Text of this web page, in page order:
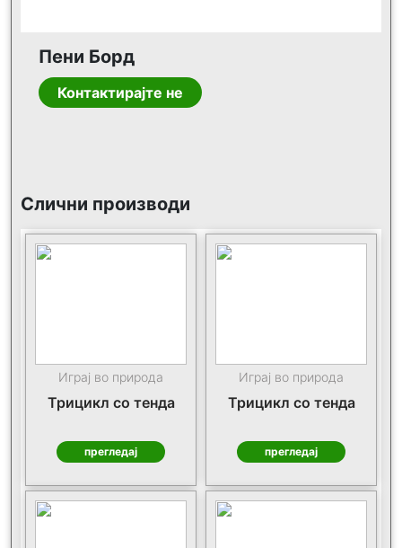
Пени Борд
Контактирајте не
Слични производи
Играј во природа
Трицикл со тенда
прегледај
Играј во природа
Трицикл со тенда
прегледај